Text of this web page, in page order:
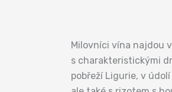
Milovníci vína najdou
s charakteristickými
pobřeží Ligurie, v